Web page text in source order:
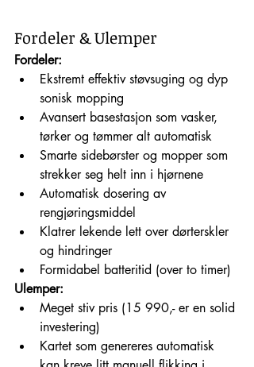
Fordeler & Ulemper
Fordeler:
Ekstremt effektiv støvsuging og dyp
sonisk mopping
Avansert basestasjon som vasker,
tørker og tømmer alt automatisk
Smarte sidebørster og mopper som
strekker seg helt inn i hjørnene
Automatisk dosering av
rengjøringsmiddel
Klatrer lekende lett over dørterskler
og hindringer
Formidabel batteritid (over to timer)
Ulemper:
Meget stiv pris (15 990,- er en solid
investering)
Kartet som genereres automatisk